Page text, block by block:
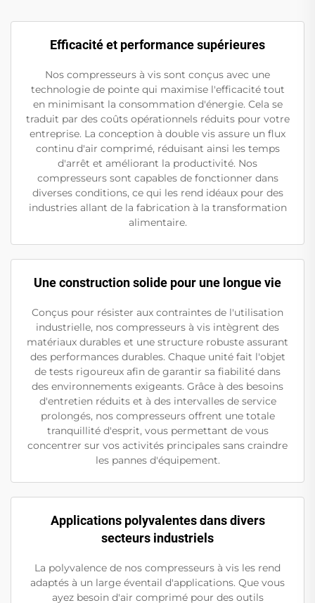
Efficacité et performance supérieures
Nos compresseurs à vis sont conçus avec une
technologie de pointe qui maximise l'efficacité tout
en minimisant la consommation d'énergie. Cela se
traduit par des coûts opérationnels réduits pour votre
entreprise. La conception à double vis assure un flux
continu d'air comprimé, réduisant ainsi les temps
d'arrêt et améliorant la productivité. Nos
compresseurs sont capables de fonctionner dans
diverses conditions, ce qui les rend idéaux pour des
industries allant de la fabrication à la transformation
alimentaire.
Une construction solide pour une longue vie
Conçus pour résister aux contraintes de l'utilisation
industrielle, nos compresseurs à vis intègrent des
matériaux durables et une structure robuste assurant
des performances durables. Chaque unité fait l'objet
de tests rigoureux afin de garantir sa fiabilité dans
des environnements exigeants. Grâce à des besoins
d'entretien réduits et à des intervalles de service
prolongés, nos compresseurs offrent une totale
tranquillité d'esprit, vous permettant de vous
concentrer sur vos activités principales sans craindre
les pannes d'équipement.
Applications polyvalentes dans divers
secteurs industriels
La polyvalence de nos compresseurs à vis les rend
adaptés à un large éventail d'applications. Que vous
ayez besoin d'air comprimé pour des outils